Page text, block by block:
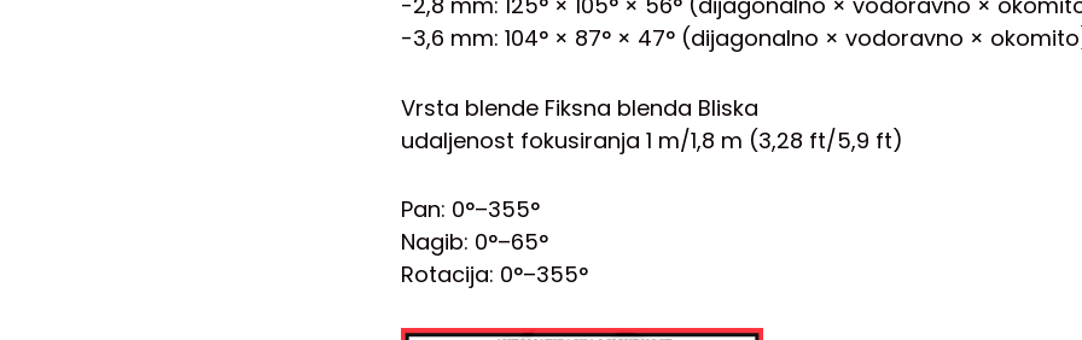
-3,6 mm: 104° × 87° × 47° (dijagonalno × vodoravno ×
Vrsta blende Fiksna blenda Bliska
udaljenost fokusiranja 1 m/1,8 m (3,28 ft/5,9 ft)
Pan: 0°–355°
Nagib: 0°–65°
Rotacija: 0°–355°